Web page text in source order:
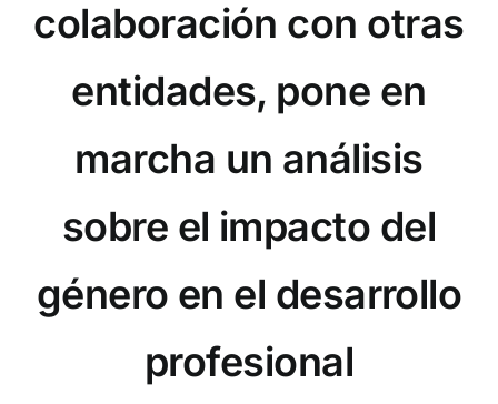
Institucional
Documentos FACME
Fundación FACME
Sociedades Federadas
Comunicación
Enlaces de Interés
colaboración con otras
entidades, pone en
marcha un análisis
sobre el impacto del
género en el desarrollo
profesional